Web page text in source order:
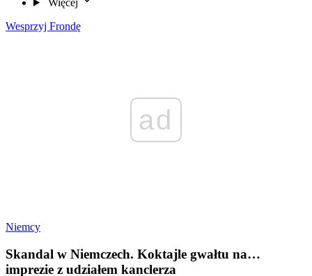
Więcej
Wesprzyj Frondę
ad
Niemcy
Skandal w Niemczech. Koktajle gwałtu na…
imprezie z udziałem kanclerza